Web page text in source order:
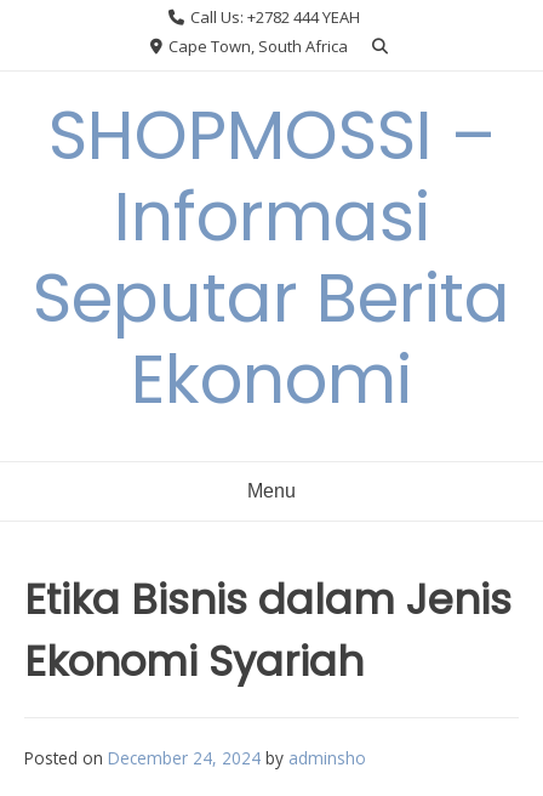
Call Us: +2782 444 YEAH
Cape Town, South Africa
SHOPMOSSI –
Informasi
Seputar Berita
Ekonomi
Menu
Etika Bisnis dalam Jenis
Ekonomi Syariah
Posted on December 24, 2024 by adminsho